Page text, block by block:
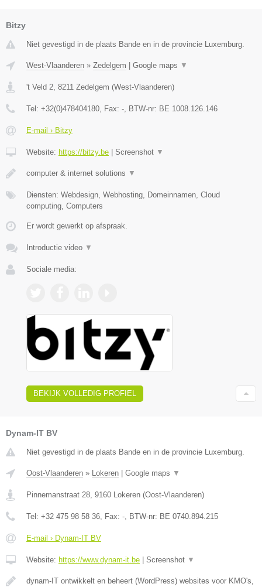
Bitzy
Niet gevestigd in de plaats Bande en in de provincie Luxemburg.
West-Vlaanderen » Zedelgem Google maps ▼
't Veld 2, 8211 Zedelgem (West-Vlaanderen)
Tel: +32(0)478404180, Fax: -, BTW-nr: BE 1008.126.146
E-mail › Bitzy
Website: https://bitzy.be Screenshot ▼
computer & internet solutions ▼
Diensten: Webdesign, Webhosting, Domeinnamen, Cloud
computing, Computers
Er wordt gewerkt op afspraak.
Introductie video ▼
Sociale media:
BEKIJK VOLLEDIG PROFIEL
Dynam-IT BV
Niet gevestigd in de plaats Bande en in de provincie Luxemburg.
Oost-Vlaanderen » Lokeren Google maps ▼
Pinnemanstraat 28, 9160 Lokeren (Oost-Vlaanderen)
Tel: +32 475 98 58 36, Fax: -, BTW-nr: BE 0740.894.215
E-mail › Dynam-IT BV
Website: https://www.dynam-it.be Screenshot ▼
dynam-IT ontwikkelt en beheert (WordPress) websites voor KMO's,